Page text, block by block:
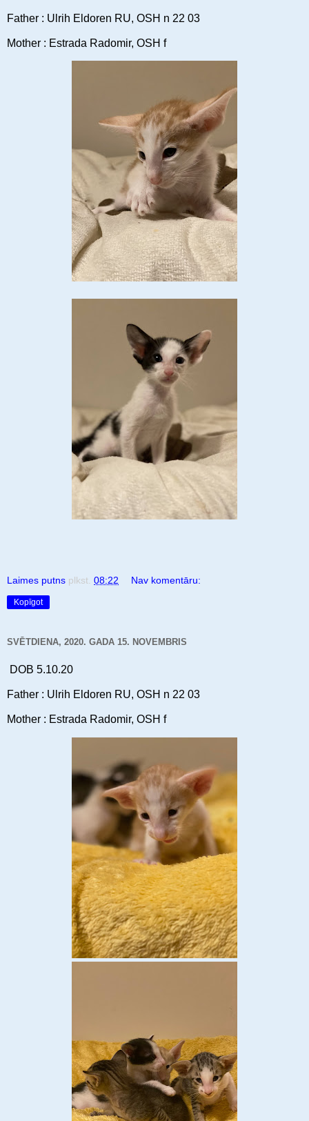
Father : Ulrih Eldoren RU, OSH n 22 03
Mother : Estrada Radomir, OSH f
Laimes putns plkst. 08:22 Nav komentāru:
Kopīgot
SVĒTDIENA, 2020. GADA 15. NOVEMBRIS
DOB 5.10.20
Father : Ulrih Eldoren RU, OSH n 22 03
Mother : Estrada Radomir, OSH f